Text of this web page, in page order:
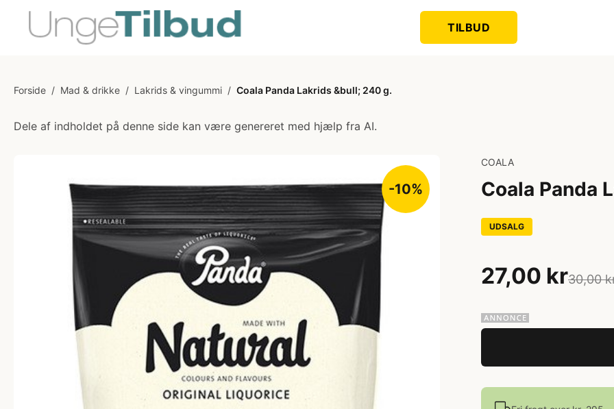
TILBUD
Forside / Mad & drikke / Lakrids & vingummi / Coala Panda Lakrids &bull; 240 g.
Dele af indholdet på denne side kan være genereret med hjælp fra AI.
-10%
COALA
Coala Panda
UDSALG
27,00 kr30,00